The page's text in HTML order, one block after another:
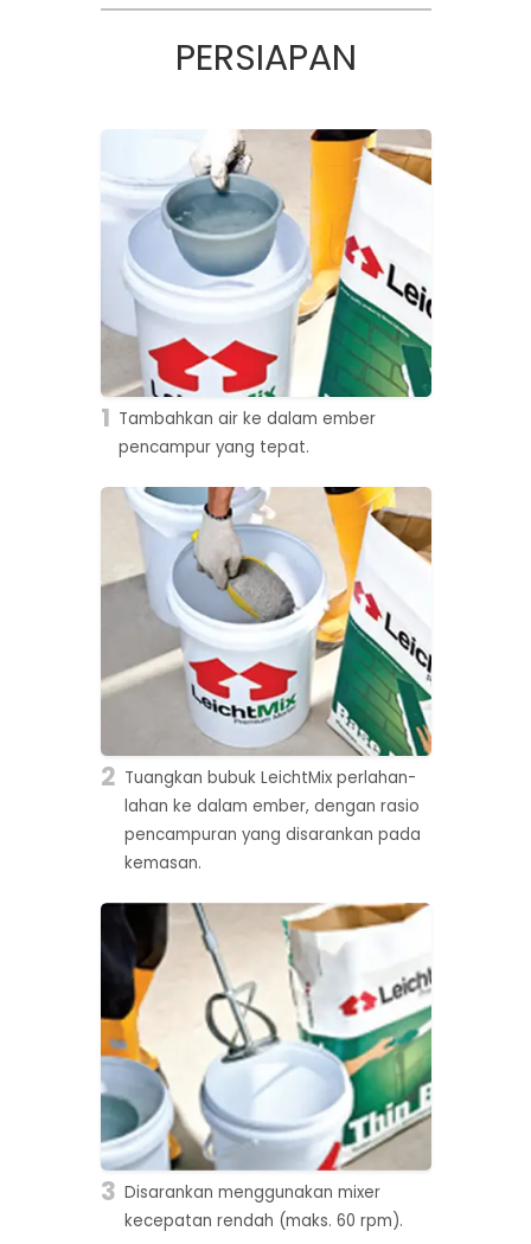
PERSIAPAN
1 Tambahkan air ke dalam ember
pencampur yang tepat.
2 Tuangkan bubuk LeichtMix perlahan-
lahan ke dalam ember, dengan rasio
pencampuran yang disarankan pada
kemasan.
3 Disarankan menggunakan mixer
kecepatan rendah (maks. 60 rpm).